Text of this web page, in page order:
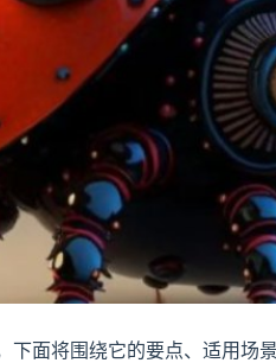
下面将围绕它的要点、适用场